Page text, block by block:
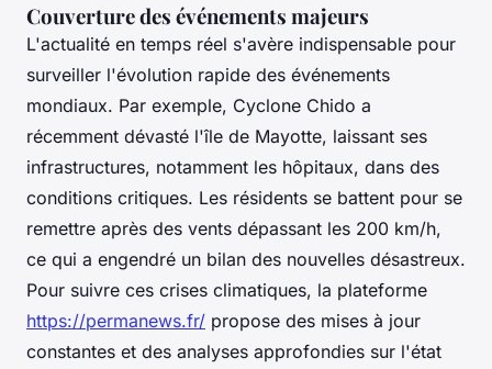
Couverture des événements majeurs
L'actualité en temps réel s'avère indispensable pour
surveiller l'évolution rapide des événements
mondiaux. Par exemple, Cyclone Chido a
récemment dévasté l'île de Mayotte, laissant ses
infrastructures, notamment les hôpitaux, dans des
conditions critiques. Les résidents se battent pour se
remettre après des vents dépassant les 200 km/h,
ce qui a engendré un bilan des nouvelles désastreux.
Pour suivre ces crises climatiques, la plateforme
https://permanews.fr/ propose des mises à jour
constantes et des analyses approfondies sur l'état